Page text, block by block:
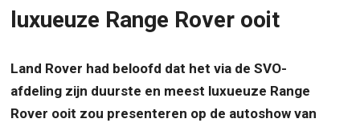
luxueuze Range Rover ooit
Land Rover had beloofd dat het via de SVO-
afdeling zijn duurste en meest luxueuze Range
Rover ooit zou presenteren op de autoshow van